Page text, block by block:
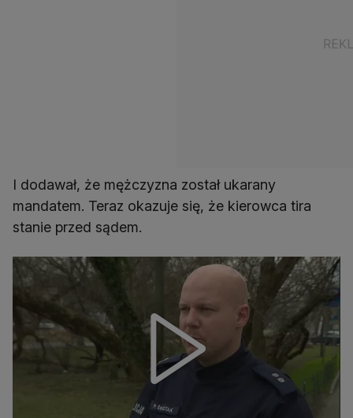
I dodawał, że mężczyzna został ukarany
mandatem. Teraz okazuje się, że kierowca tira
stanie przed sądem.